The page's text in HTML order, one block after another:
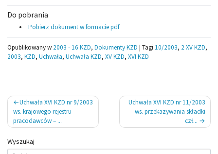
Do pobrania
Pobierz dokument w formacie pdf
Opublikowany w 2003 - 16 KZD, Dokumenty KZD | Tagi 10/2003, 2 XV KZD,
2003, KZD, Uchwała, Uchwała KZD, XV KZD, XVI KZD
Nawigacja
wpisu
Uchwała XVI KZD nr 9/2003
ws. krajowego rejestru
pracodawców – ...
Uchwała XVI KZD nr 11/2003
ws. przekazywania składki
czł...
Wyszukaj